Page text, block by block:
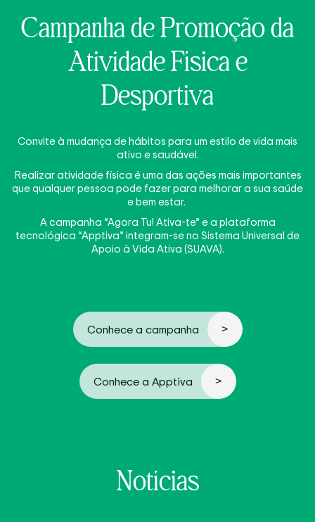
Campanha de Promoção da
Atividade Física e
Desportiva
Convite à mudança de hábitos para um estilo de vida mais
ativo e saudável.
Realizar atividade física é uma das ações mais importantes
que qualquer pessoa pode fazer para melhorar a sua saúde
e bem estar.
A campanha “Agora Tu! Ativa-te” e a plataforma
tecnológica “Apptiva” integram-se no Sistema Universal de
Apoio à Vida Ativa (SUAVA).
Conhece a campanha
Conhece a Apptiva
Notícias